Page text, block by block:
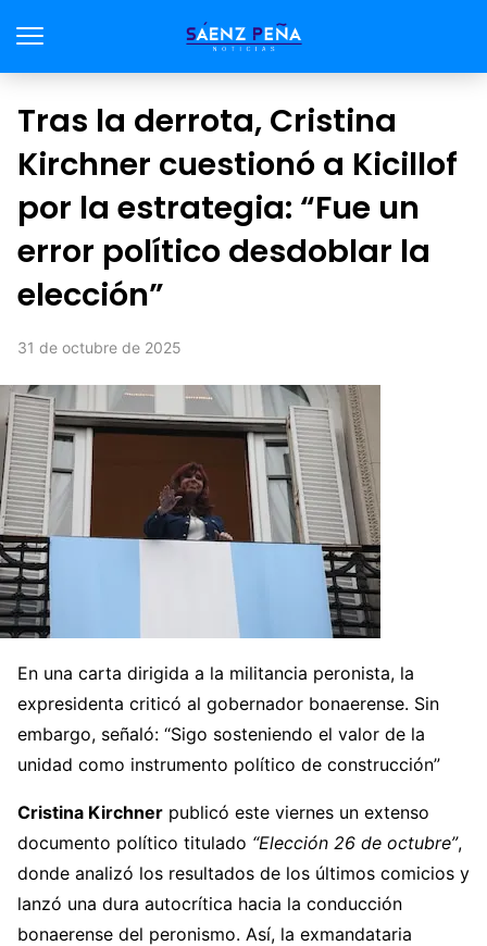
Tras la derrota, Cristina
Kirchner cuestionó a Kicillof
por la estrategia: “Fue un
error político desdoblar la
elección”
31 de octubre de 2025
En una carta dirigida a la militancia peronista, la
expresidenta criticó al gobernador bonaerense. Sin
embargo, señaló: “Sigo sosteniendo el valor de la
unidad como instrumento político de construcción”
Cristina Kirchner publicó este viernes un extenso
documento político titulado “Elección 26 de octubre”,
donde analizó los resultados de los últimos comicios y
lanzó una dura autocrítica hacia la conducción
bonaerense del peronismo. Así, la exmandataria